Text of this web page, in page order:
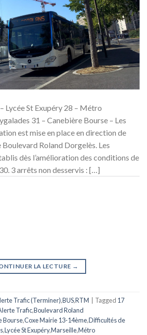
Lycée St Exupéry 28 – Métro
31 – Canebière Bourse – Les
est mise en place en direction de
Roland Dorgelès. Les
dès l’amélioration des conditions de
3 arrêts non desservis : […]
LA LECTURE →
Trafic (Terminer),BUS,RTM Tagged 17
Trafic,Boulevard Roland
Bourse,Coxe Mairie 13-14ème,Difficultés de
,Lycée St Exupéry,Marseille,Métro